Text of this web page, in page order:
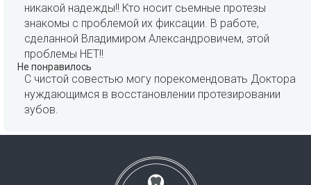
никакой надежды!! Кто носит сьемные протезы
знакомы с проблемой их фиксации. В работе,
сделанной Владимиром Александровичем, этой
проблемы НЕТ!!
Не понравилось
С чистой совестью могу порекомендовать Доктора
нуждающимся в восстановлении протезировании
зубов.